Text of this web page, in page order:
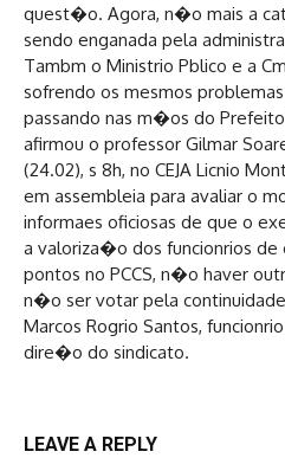
quest�o. Agora, n�o mais a
sendo enganada pela
Tambm o Ministrio Pblico e a
sofrendo os mesmos
passando nas m�os do
afirmou o professor Gilmar
(24.02), s 8h, no CEJA Licnio
em assembleia para avaliar o
informaes oficiosas de que o
a valoriza�o dos funcionrios de
pontos no PCCS, n�o haver
n�o ser votar pela
Marcos Rogrio Santos,
dire�o do sindicato.
LEAVE A REPLY